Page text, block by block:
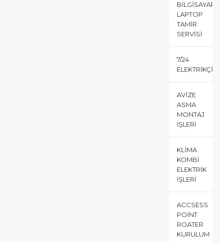
BILGISAYAR
LAPTOP
TAMIR
SERVISI
7/24
ELEKTRIKÇI
AVIZE
ASMA
MONTAJ
İŞLERI
KLIMA
KOMBI
ELEKTRIK
İŞLERI
ACCSESS
POINT
ROATER
KURULUM